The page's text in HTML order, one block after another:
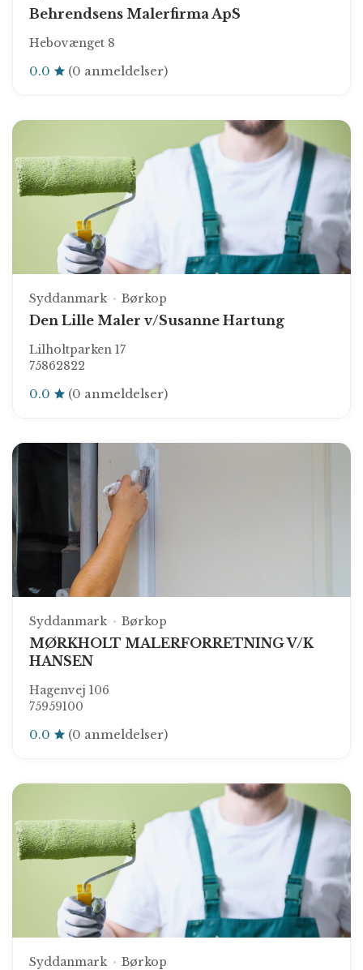
Behrendsens Malerfirma ApS
Hebovænget 8
0.0 (0 anmeldelser)
Syddanmark Børkop
Den Lille Maler v/Susanne Hartung
Lilholtparken 17
75862822
0.0 (0 anmeldelser)
Syddanmark Børkop
MØRKHOLT MALERFORRETNING V/K
HANSEN
Hagenvej 106
75959100
0.0 (0 anmeldelser)
Syddanmark Børkop